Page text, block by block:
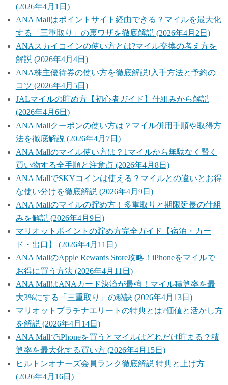
(2026年4月1日)
ANA Mallはポイントサイト経由できる？マイルを最大化
する「三重取り」の裏ワザを徹底解説 (2026年4月2日)
ANAスカイコインの使い方とは?マイル交換の考え方を
解説 (2026年4月4日)
ANA株主優待券の使い方を徹底解説!入手方法と予約の
コツ (2026年4月5日)
JALマイルの貯め方【初心者ガイド】仕組みから解説
(2026年4月6日)
ANA Mallクーポンの使い方は？マイル併用手順や取得方
法を徹底解説 (2026年4月7日)
ANA Mallのマイル使い方は？1マイルから無駄なく賢く
買い物する全手順と注意点 (2026年4月8日)
ANA MallでSKYコインは使える？マイルとの違いとお得
な使い分けを徹底解説 (2026年4月9日)
ANA Mallのマイルの貯め方！多重取りと期限延長の仕組
みを解説 (2026年4月9日)
マリオットポイントの貯め方完全ガイド【宿泊・カー
ド・出口】 (2026年4月11日)
ANA MallのApple Rewards Store攻略！iPhoneをマイルで
お得に買う方法 (2026年4月11日)
ANA MallはANAカード決済が最強！マイル積算率を最
大3%にする「三重取り」の秘訣 (2026年4月13日)
マリオットプラチナエリートの特典とは?価値と活かし方
を解説 (2026年4月14日)
ANA MallでiPhoneを買うとマイルはどれだけ貯まる？積
算率を最大化する買い方 (2026年4月15日)
ヒルトンオナーズ会員ランク徹底解説|特典と上げ方
(2026年4月16日)